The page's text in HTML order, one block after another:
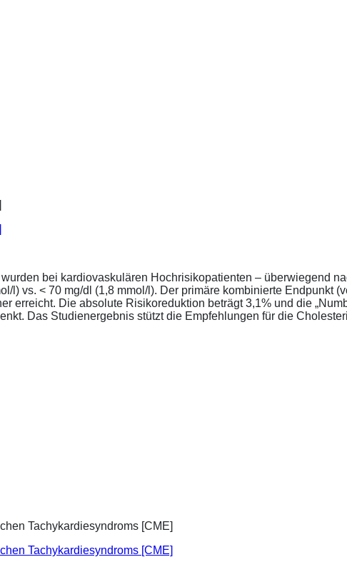
bei kardiovaskulären Hochrisikopatienten – überwiegend
l) vs. < 70 mg/dl (1,8 mmol/l). Der primäre kombinierte Endpunkt
erreicht. Die absolute Risikoreduktion beträgt 3,1% und die
Das Studienergebnis stützt die Empfehlungen für die
Tachykardiesyndroms [CME]